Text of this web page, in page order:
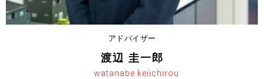
アドバイザー
渡辺 圭一郎
watanabe keiichirou